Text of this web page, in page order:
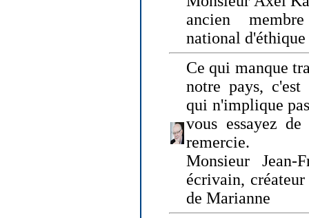
ancien
national d'éthique
Ce qui manque
notre pays,
qui n'implique
vous essayez
remercie.
Monsieur Jean-
écrivain,
de Marianne